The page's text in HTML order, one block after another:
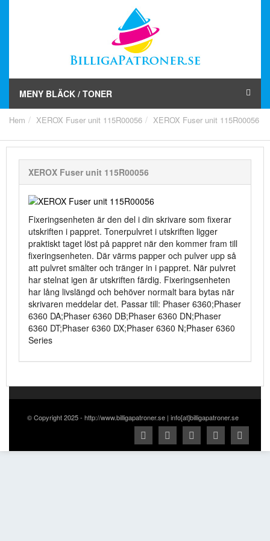
MENY BLÄCK / TONER
Hem XEROX Fuser unit 115R00056 XEROX Fuser unit 115R00056
XEROX Fuser unit 115R00056
Fixeringsenheten är den del i din skrivare som fixerar
utskriften i pappret. Tonerpulvret i utskriften ligger
praktiskt taget löst på pappret när den kommer fram till
fixeringsenheten. Där värms papper och pulver upp så
att pulvret smälter och tränger in i pappret. När pulvret
har stelnat igen är utskriften färdig. Fixeringsenheten
har lång livslängd och behöver normalt bara bytas när
skrivaren meddelar det. Passar till: Phaser 6360;Phaser
6360 DA;Phaser 6360 DB;Phaser 6360 DN;Phaser
6360 DT;Phaser 6360 DX;Phaser 6360 N;Phaser 6360
Series
© Copyright 2025 - http://www.billigapatroner.se | info[at]billigapatroner.se